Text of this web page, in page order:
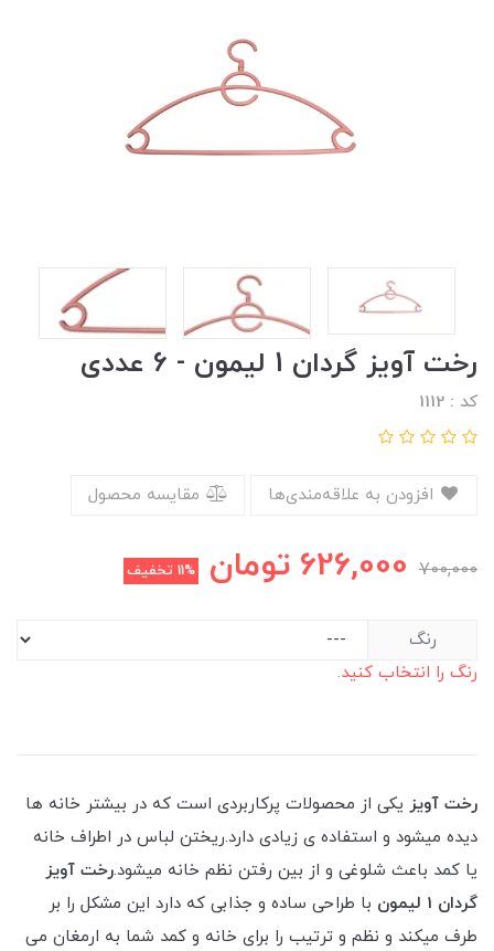
رخت آویز گردان 1 لیمون - 6 عددی
کد : 1112
مقایسه محصول
700,000
626,000 تومان 11% تخفیف
رنگ
رنگ را انتخاب کنید.
رخت آویز یکی از محصولات پرکاربردی است که در بیشتر خانه ها
دیده میشود و استفاده ی زیادی دارد.ریختن لباس در اطراف خانه
یا کمد باعث شلوغی و از بین رفتن نظم خانه میشود.رخت آویز
گردان 1 لیمون
با طراحی ساده و جذابی که دارد این مشکل را بر
طرف میکند و نظم و ترتیب را برای خانه و کمد شما به ارمغان می